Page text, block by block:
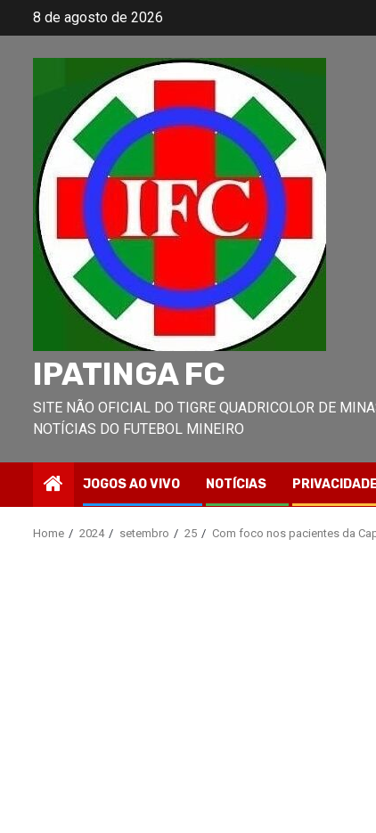
8 de agosto de 2026
IPATINGA FC
SITE NÃO OFICIAL DO TIGRE QUADRICOLOR DE
NOTÍCIAS DO FUTEBOL MINEIRO
JOGOS AO VIVO NOTÍCIAS PRIVACIDADE
Home 2024 setembro 25 Com foco nos pacientes da